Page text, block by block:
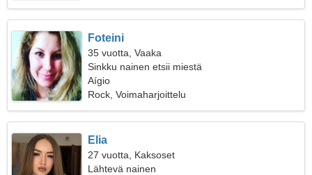
Foteini
35 vuotta, Vaaka
Sinkku nainen etsii miestä
Aígio
Rock, Voimaharjoittelu
Elia
27 vuotta, Kaksoset
Lähtevä nainen